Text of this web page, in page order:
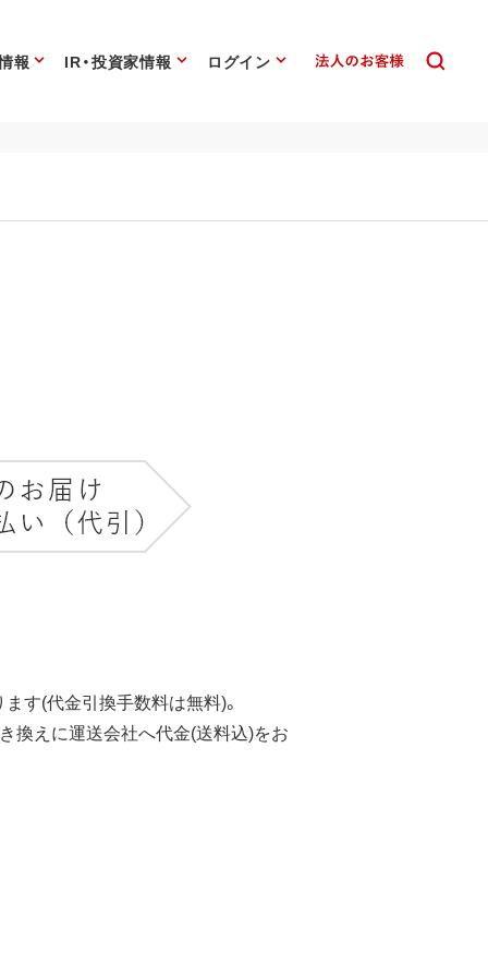
報 IR・投資家情報 ログイン
す(代金引換手数料は無料)。
換えに運送会社へ代金(送料込)をお